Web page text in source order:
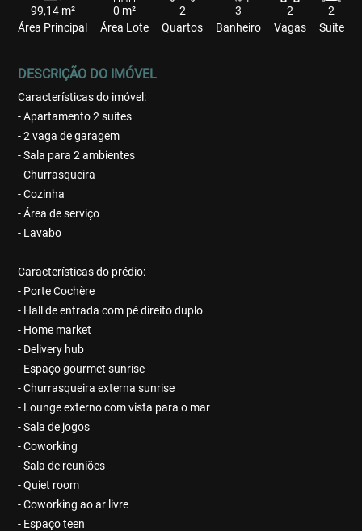
99,14 m²
Área Principal
0 m²
Área Lote
2
Quartos
3
Banheiro
2
Vagas
2
Suite
DESCRIÇÃO DO IMÓVEL
Características do imóvel:
- Apartamento 2 suítes
- 2 vaga de garagem
- Sala para 2 ambientes
- Churrasqueira
- Cozinha
- Área de serviço
- Lavabo
Características do prédio:
- Porte Cochère
- Hall de entrada com pé direito duplo
- Home market
- Delivery hub
- Espaço gourmet sunrise
- Churrasqueira externa sunrise
- Lounge externo com vista para o mar
- Sala de jogos
- Coworking
- Sala de reuniões
- Quiet room
- Coworking ao ar livre
- Espaço teen